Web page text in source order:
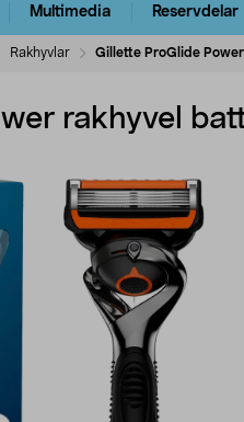
Multimedia Reservdelar
Rakhyvlar Gillette ProGlide
rakhyvel